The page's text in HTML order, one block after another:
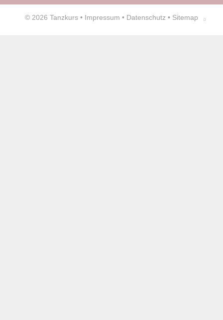
© 2026 Tanzkurs • Impressum • Datenschutz • Sitemap